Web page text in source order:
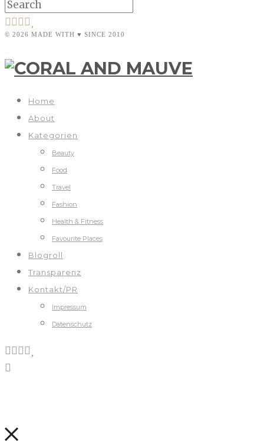
© 2026 MADE WITH ♥ SINCE 2010
Home
About
Kategorien
Beauty
Food
Travel
Fashion
Health & Fitness
Favourite Places
Blogroll
Transparenz
Kontakt/PR
Impressum
Datenschutz